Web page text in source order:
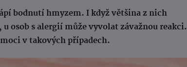
bodnutí hmyzem. I když většina z nich
osob s alergií může vyvolat závažnou reakci.
v takových případech.